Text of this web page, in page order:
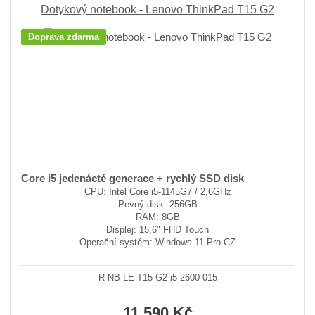
Dotykový notebook - Lenovo ThinkPad T15 G2
Doprava zdarma
Core i5 jedenácté generace + rychlý SSD disk
CPU: Intel Core i5-1145G7 / 2,6GHz
Pevný disk: 256GB
RAM: 8GB
Displej: 15,6" FHD Touch
Operační systém: Windows 11 Pro CZ
R-NB-LE-T15-G2-i5-2600-015